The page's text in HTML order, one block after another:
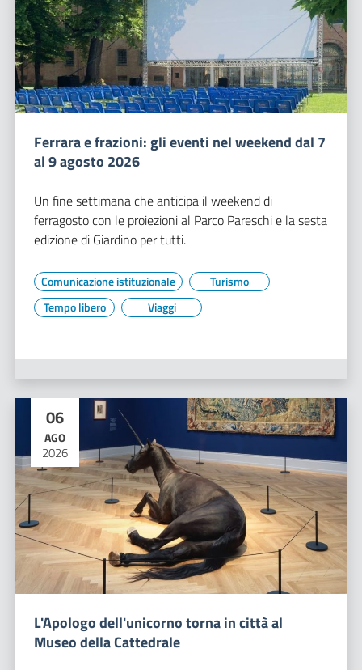
Ferrara e frazioni: gli eventi nel weekend dal 7
al 9 agosto 2026
Un fine settimana che anticipa il weekend di
ferragosto con le proiezioni al Parco Pareschi e la sesta
edizione di Giardino per tutti.
Comunicazione istituzionale
Turismo
Tempo libero
Viaggi
06
AGO
2026
L'Apologo dell'unicorno torna in città al
Museo della Cattedrale